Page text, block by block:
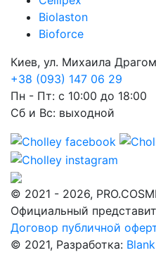
Biolaston
Bioforce
Киев, ул. Михаила
+38 (093) 147 06 29
Пн - Пт: с 10:00 до 18:00
Сб и Вс: выходной
© 2021 - 2026,
Официальный
Договор публичной
© 2021, Разработка: